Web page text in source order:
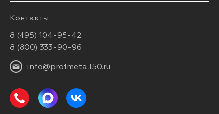
Контакты
8 (495) 104-95-42
8 (800) 333-90-96
info@profmetall50.ru